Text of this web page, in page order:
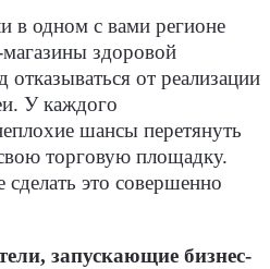
в одном с вами регионе
здоровой
от реализации
У каждого
шансы перетянуть
торговую площадку.
это совершенно
запускающие бизнес-